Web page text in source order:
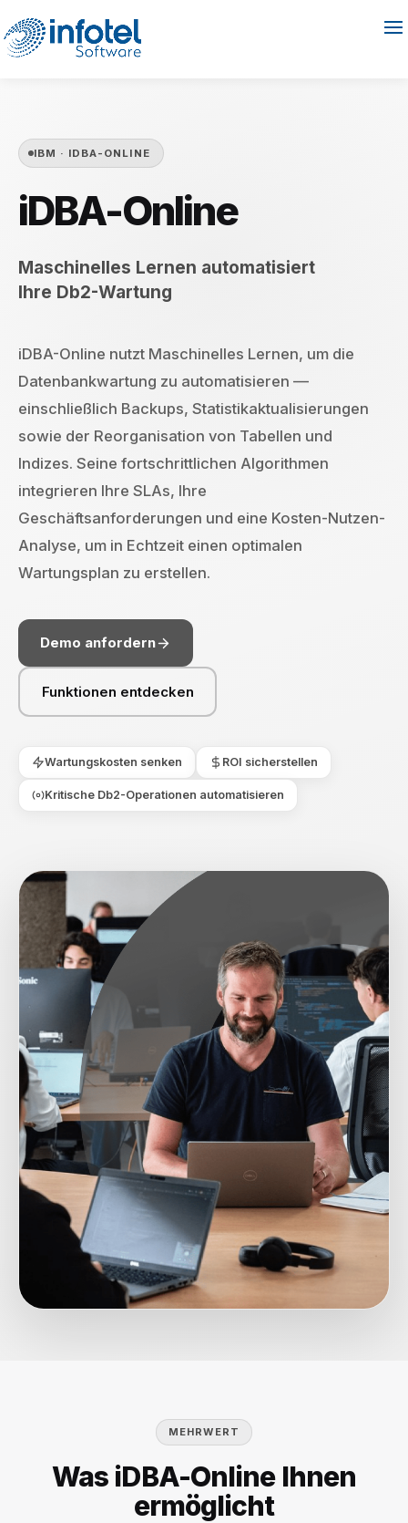
IBM · IDBA-ONLINE
iDBA-Online
Maschinelles Lernen automatisiert
Ihre Db2-Wartung
iDBA-Online nutzt Maschinelles Lernen, um die
Datenbankwartung zu automatisieren —
einschließlich Backups, Statistikaktualisierungen
sowie der Reorganisation von Tabellen und
Indizes. Seine fortschrittlichen Algorithmen
integrieren Ihre SLAs, Ihre
Geschäftsanforderungen und eine Kosten-Nutzen-
Analyse, um in Echtzeit einen optimalen
Wartungsplan zu erstellen.
Demo anfordern
Funktionen entdecken
Wartungskosten senken ROI sicherstellen
Kritische Db2-Operationen automatisieren
MEHRWERT
Was iDBA-Online Ihnen
ermöglicht